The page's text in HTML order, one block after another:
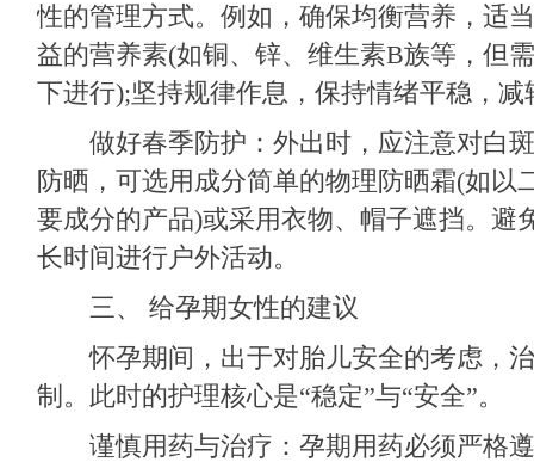
性的管理方式。例如，确保均衡营养，适
益的营养素(如铜、锌、维生素B族等，但
下进行);坚持规律作息，保持情绪平稳，减
做好春季防护：外出时，应注意对白斑
防晒，可选用成分简单的物理防晒霜(如以
要成分的产品)或采用衣物、帽子遮挡。避
长时间进行户外活动。
三、 给孕期女性的建议
怀孕期间，出于对胎儿安全的考虑，治
制。此时的护理核心是“稳定”与“安全”。
谨慎用药与治疗：孕期用药必须严格遵